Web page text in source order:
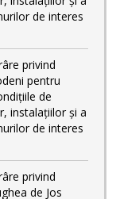
de interes
privind
pentru
de
instalaţiilor şi a
de interes
privind
de Jos